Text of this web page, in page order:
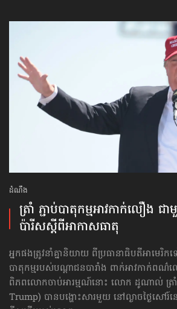
ដំណឹង
ត្រាំ ភ្ជាប់​បាតុកម្ម​អាវកាក់​លឿង ជ
ប៉ារីស​ស្ដីពី​អាកាសធាតុ
អ្នកផងត្រូវនាំគ្នា​និយាយ ពីប្រធានាធិបតី​អាមេ
បាតុកម្មរបស់​បណ្ដាជន​បារាំង ពាក់អាវកាក់ពណ៌
ពិភពលោក​ចាប់អារម្មណ៍នោះ លោក ដូណាល់ ត្រ
Trump) បានបង្ហោះសារមួយ នៅល្ងាចថ្ងៃសៅរ៍ន